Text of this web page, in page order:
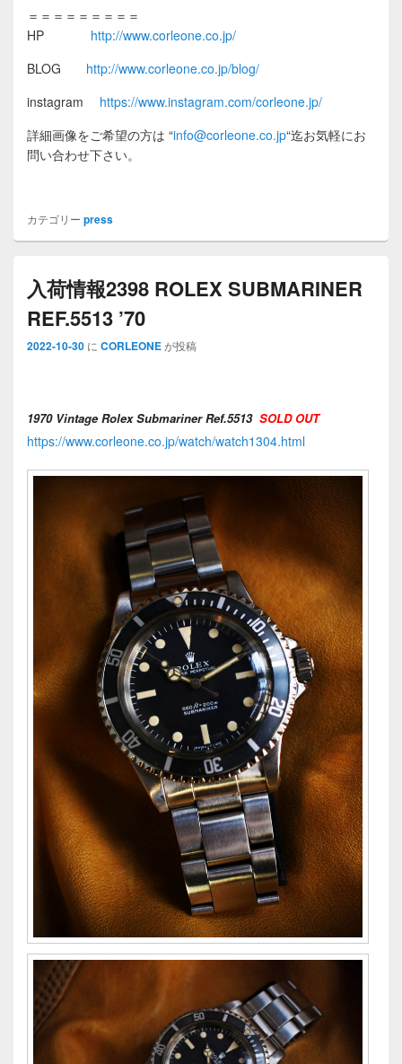
＝＝＝＝＝＝＝＝＝
HP
http://www.corleone.co.jp/
BLOG http://www.corleone.co.jp/blog/
instagram https://www.instagram.com/corleone.jp/
詳細画像をご希望の方は “info@corleone.co.jp“迄お気軽にお
問い合わせ下さい。
カテゴリー press
入荷情報2398 ROLEX SUBMARINER
REF.5513 ’70
2022-10-30 に CORLEONEが投稿
1970 Vintage Rolex Submariner Ref.5513 SOLD OUT
https://www.corleone.co.jp/watch/watch1304.html